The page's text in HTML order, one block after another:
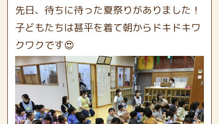
先日、待ちに待った夏祭りがありました！
子どもたちは甚平を着て朝からドキドキワ
クワクです😍